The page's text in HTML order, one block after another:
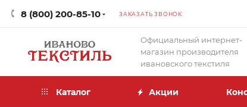
8 (800) 200-85-10 ЗАКАЗАТЬ ЗВОНОК
Официальный интернет-
магазин производителя
ивановского текстиля
Каталог Акции